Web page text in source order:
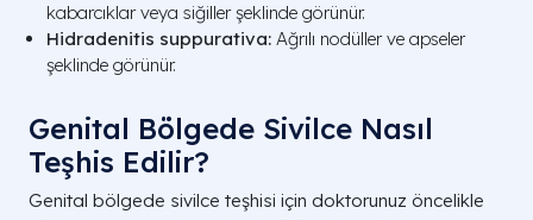
kabarcıklar veya siğiller şeklinde görünür.
Hidradenitis suppurativa: Ağrılı nodüller ve apseler
şeklinde görünür.
Genital Bölgede Sivilce Nasıl
Teşhis Edilir?
Genital bölgede sivilce teşhisi için doktorunuz öncelikle